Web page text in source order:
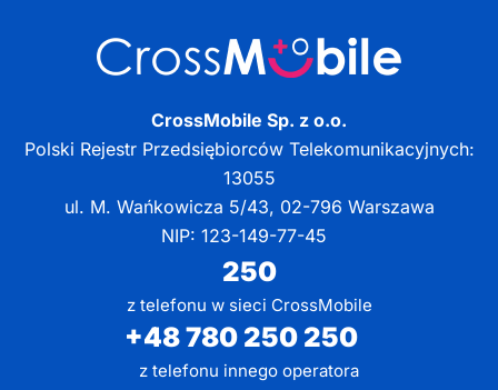
CrossMobile Sp. z o.o.
Polski Rejestr Przedsiębiorców Telekomunikacyjnych:
13055
ul. M. Wańkowicza 5/43, 02-796 Warszawa
NIP: 123-149-77-45
250
z telefonu w sieci CrossMobile
+48 780 250 250
z telefonu innego operatora